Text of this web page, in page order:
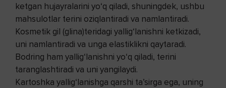
ketgan hujayralarini yo‘q qiladi, shuningdek, ushbu
mahsulotlar terini oziqlantiradi va namlantiradi.
Kosmetik gil (glina)teridagi yallig‘lanishni ketkizadi,
uni namlantiradi va unga elastiklikni qaytaradi.
Bodring ham yallig‘lanishni yo‘q qiladi, terini
taranglashtiradi va uni yangilaydi.
Kartoshka yallig‘lanishga qarshi ta’sirga ega, uning